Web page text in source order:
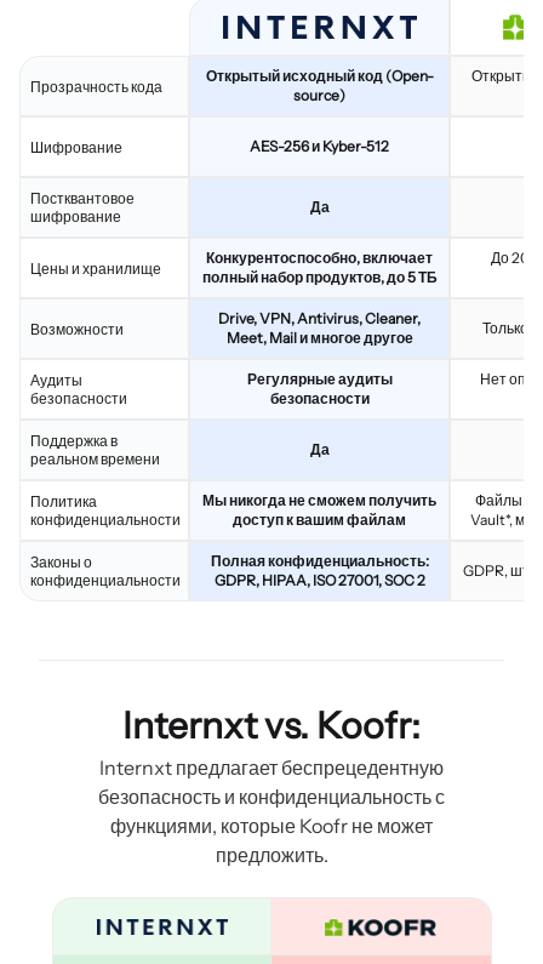
Прозрачность кода
Шифрование
Постквантовое
шифрование
Цены и хранилище
Возможности
Аудиты
безопасности
Поддержка в
реальном времени
Политика
конфиденциальности
Законы о
конфиденциальности
Открытый исходный код (Open-
source)
Открытый
AES-256 и Kyber-512
Да
Конкурентоспособно, включает
полный набор продуктов, до 5 ТБ
До 20
Drive, VPN, Antivirus, Cleaner,
Meet, Mail и многое другое
Только
Регулярные аудиты
безопасности
Нет
Да
Мы никогда не сможем получить
доступ к вашим файлам
Файлы,
Vault*,
Полная конфиденциальность:
GDPR, HIPAA, ISO 27001, SOC 2
GDPR,
Internxt vs. Koofr:
Internxt предлагает беспрецедентную
безопасность и конфиденциальность с
функциями, которые Koofr не может
предложить.